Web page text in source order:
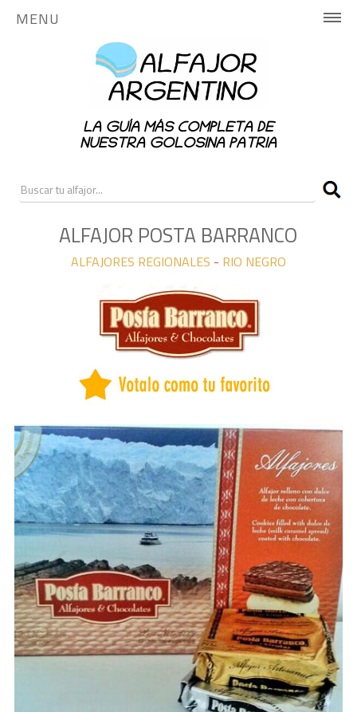
MENU
PUBLICA AQUÍ
NOTICIAS
RANKING
CONTACTO
ALFAJORES NACIONALES
ALFAJORES REGIONALES
BUENOS AIRES
CAPITAL FEDERAL
CATAMARCA
CHACO
CHUBUT
CORDOBA
CORRIENTES
COSTA ATLANTICA
LA GUÍA MÁS COMPLETA DE
NUESTRA GOLOSINA PATRIA
ALFAJOR POSTA BARRANCO
ALFAJORES REGIONALES - RIO NEGRO